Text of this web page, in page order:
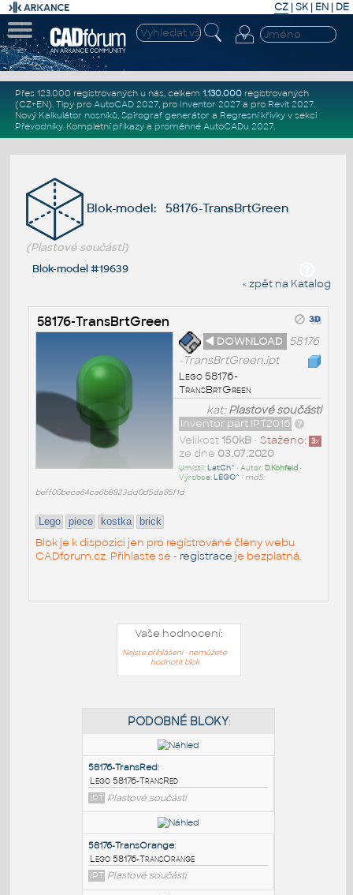
CZ | SK| EN | DE
Přes 123.000 registrovaných u nás, celkem 1.130.000registrovaných
(CZ+EN). Tipy pro AutoCAD 2027, pro Inventor 2027a pro Revit 2027.
Nový Kalkulátor nosníků, Spirograf generátor a Regresní křivkyv sekci
Převodníky. Kompletní příkazya proměnné AutoCADu 2027.
Blok-model: 58176-TransBrtGreen
(Plastové součásti)
Blok-model #19639
« zpět na Katalog
58176-TransBrtGreen
◄ DOWNLOAD 58176
-TransBrtGreen.ipt
Lego 58176-
TransBrtGreen
kat:Plastové součásti
Inventor part IPT2016
Staženo: 3x
Velikost 150kB•
ze dne 03.07.2020
Umístil: LatCh^ • Autor: D.Kohfeld•
Výrobce: LEGO^ • md5:
beff00beca64ca6b8823dd0d5da85f1d
Lego piece kostka brick
Blok je k dispozici jen pro registrované členy webu
CADforum.cz. Přihlaste se - registrace je bezplatná.
Vaše hodnocení:
Nejste přihlášeni - nemůžete
hodnotit blok
PODOBNÉ BLOKY